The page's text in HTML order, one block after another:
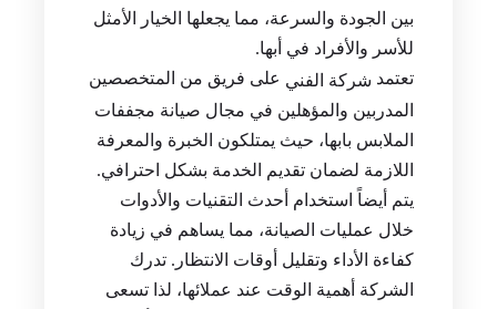
بين الجودة والسرعة، مما يجعلها الخيار الأمثل
للأسر والأفراد في أبها.
تعتمد شركة الفني على فريق من المتخصصين
المدربين والمؤهلين في مجال صيانة مجففات
الملابس بابها، حيث يمتلكون الخبرة والمعرفة
اللازمة لضمان تقديم الخدمة بشكل احترافي.
يتم أيضاً استخدام أحدث التقنيات والأدوات
خلال عمليات الصيانة، مما يساهم في زيادة
كفاءة الأداء وتقليل أوقات الانتظار. تدرك
الشركة أهمية الوقت عند عملائها، لذا تسعى